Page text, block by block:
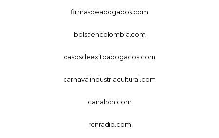
firmasdeabogados.com
bolsaencolombia.com
casosdeexitoabogados.com
carnavalindustriacultural.com
canalrcn.com
rcnradio.com